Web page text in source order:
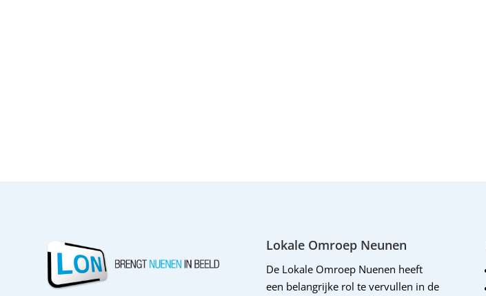
Lokale Omroep Neunen
De Lokale Omroep Nuenen heeft
een belangrijke rol te vervullen in de